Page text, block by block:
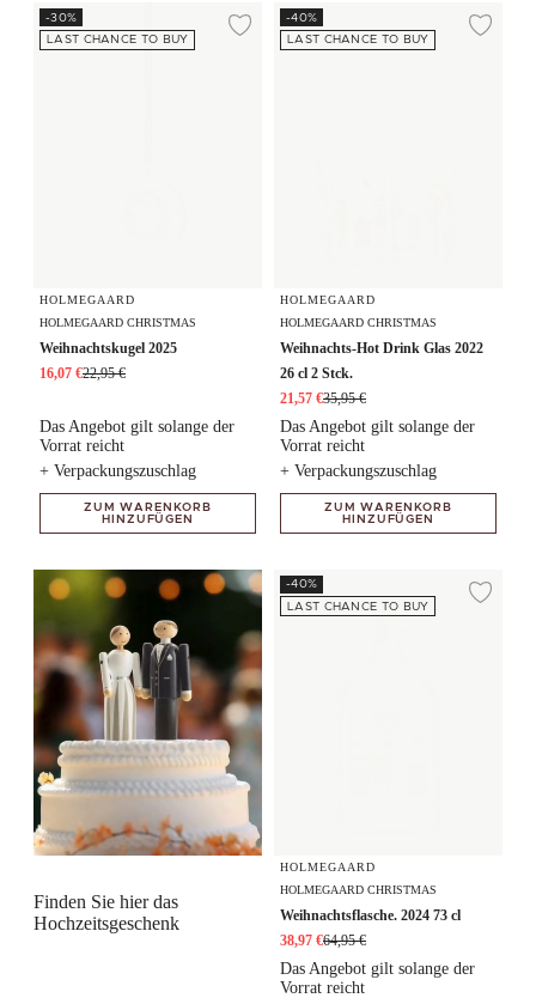
Weihnachtskugel 2025
-30%
LAST CHANCE TO BUY
Zur Wunschliste
HOLMEGAARD
HOLMEGAARD CHRISTMAS
Weihnachtskugel 2025
16,07 €22,95 €
+ Verpackungszuschlag
Das Angebot gilt solange der
Vorrat reicht
ZUM WARENKORB
HINZUFÜGEN
Weihnachts-Hot Drink Glas 2022
-40%
LAST CHANCE TO BUY
HOLMEGAARD
HOLMEGAARD CHRISTMAS
Weihnachts-Hot Drink Glas 2022
26 cl 2 Stck.
21,57 €35,95 €
+ Verpackungszuschlag
Das Angebot gilt solange der
Vorrat reicht
ZUM WARENKORB
HINZUFÜGEN
Finden Sie hier das
Hochzeitsgeschenk
Weihnachtsflasche. 2024 73 cl
-40%
LAST CHANCE TO BUY
HOLMEGAARD
HOLMEGAARD CHRISTMAS
Weihnachtsflasche. 2024 73 cl
38,97 €64,95 €
Das Angebot gilt solange der
Vorrat reicht